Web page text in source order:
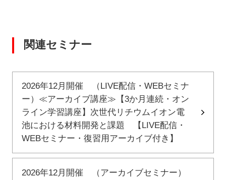
関連セミナー
2026年12月開催 （LIVE配信・WEBセミナ
ー）≪アーカイブ講座≫【3か月連続・オン
ライン学習講座】次世代リチウムイオン電
池における材料開発と課題 【LIVE配信・
WEBセミナー・復習用アーカイブ付き】
2026年12月開催 （アーカイブセミナー）